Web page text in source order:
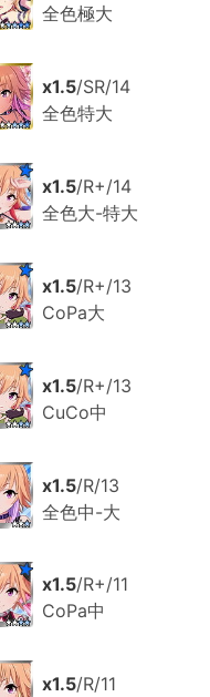
全色極大
x1.5/SR/14
全色特大
x1.5/R+/14
全色大-特大
x1.5/R+/13
CoPa大
x1.5/R+/13
CuCo中
x1.5/R/13
全色中-大
x1.5/R+/11
CoPa中
x1.5/R/11